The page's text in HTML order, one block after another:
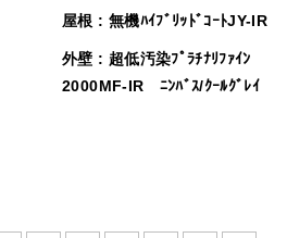
屋根 : 無機ﾊｲﾌﾞﾘｯﾄﾞｺｰﾄJY-IR
外壁 : 超低汚染ﾌﾟﾗﾁﾅﾘﾌｧｲﾝ
2000MF-IR ﾆﾝﾊﾞｽ/ｸｰﾙｸﾞﾚｲ